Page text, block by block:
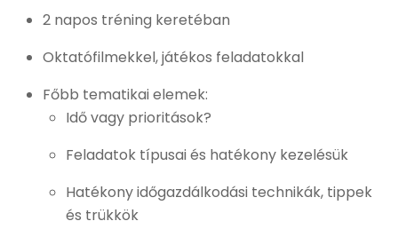
2 napos tréning keretéban
Oktatófilmekkel, játékos feladatokkal
Főbb tematikai elemek:
Idő vagy prioritások?
Feladatok típusai és hatékony kezelésük
Hatékony időgazdálkodási technikák, tippek
és trükkök